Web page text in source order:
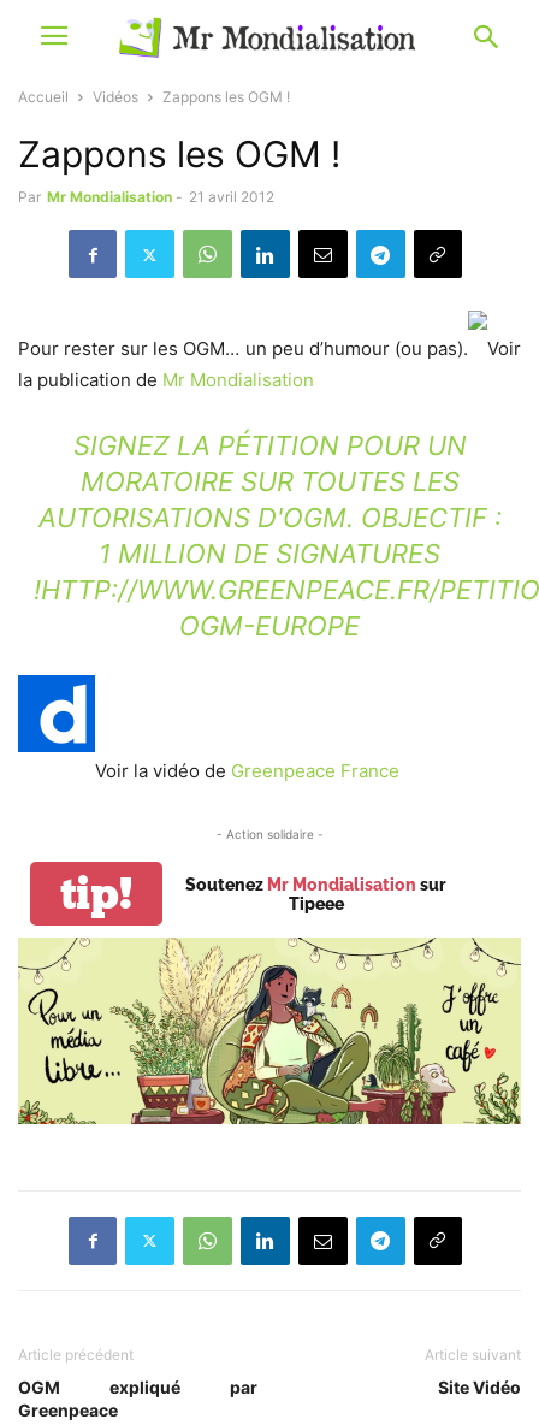
Accueil Vidéos Zappons les OGM !
Zappons les OGM !
Par Mr Mondialisation - 21 avril 2012
Pour rester sur les OGM… un peu d’humour (ou pas).
Voir
la publication de Mr Mondialisation
SIGNEZ LA PÉTITION POUR UN
MORATOIRE SUR TOUTES LES
AUTORISATIONS D'OGM. OBJECTIF :
1 MILLION DE SIGNATURES
!HTTP://WWW.GREENPEACE.FR/
OGM-EUROPE
Voir la vidéo de Greenpeace France
- Action solidaire -
tip! Soutenez Mr Mondialisation sur
Tipeee
Article précédent
OGM expliqué par
Greenpeace
Article suivant
Site Vidéo